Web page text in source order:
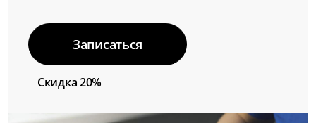
Записаться
Скидка 20%